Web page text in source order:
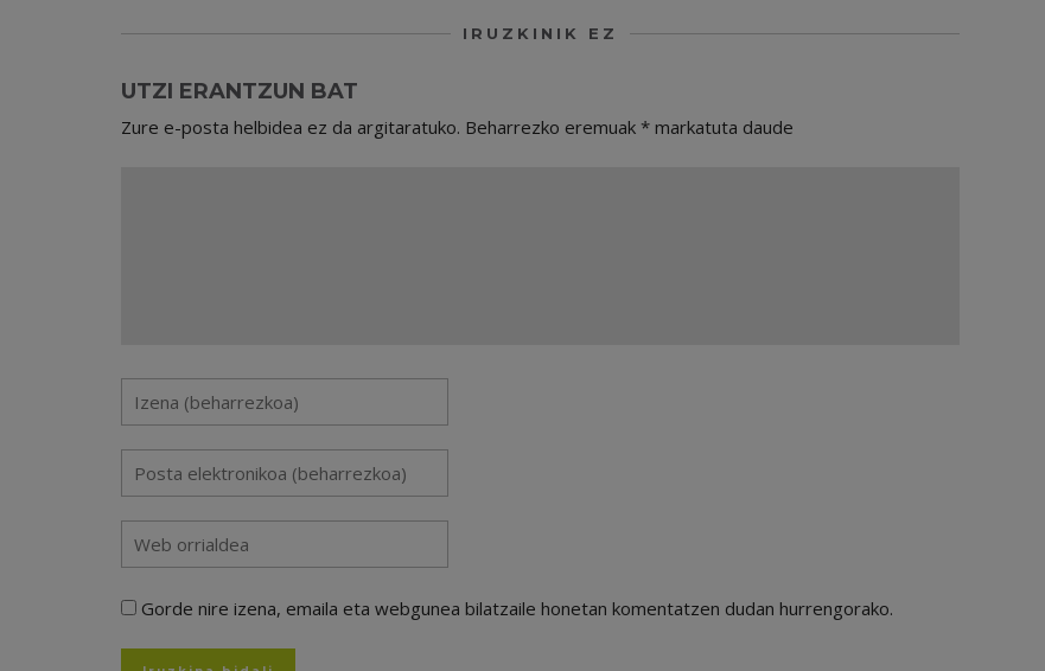
IRUZKINIK EZ
UTZI ERANTZUN BAT
Zure e-posta helbidea ez da argitaratuko. Beharrezko eremuak * markatuta daude
Gorde nire izena, emaila eta webgunea bilatzaile honetan komentatzen dudan hurrengorako.